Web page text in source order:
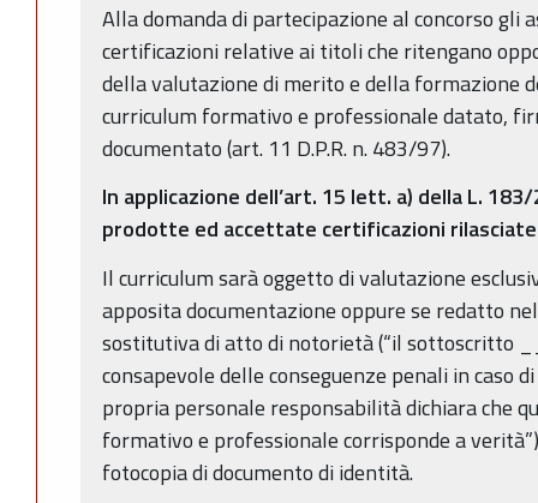
Alla domanda di partecipazione al concorso
certificazioni relative ai titoli che ritengano
della valutazione di merito e della formazione
curriculum formativo e professionale datato,
documentato (art. 11 D.P.R. n. 483/97).
In applicazione dell’art. 15 lett. a) della L.
prodotte ed accettate certificazioni rilasciate
Il curriculum sarà oggetto di valutazione
apposita documentazione oppure se redatto
sostitutiva di atto di notorietà (“il
consapevole delle conseguenze penali in caso
propria personale responsabilità dichiara che
formativo e professionale corrisponde a
fotocopia di documento di identità.